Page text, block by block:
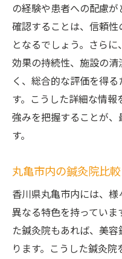
の経験や患者への配慮
確認することは、信頼
となるでしょう。さら
効果の持続性、施設の
く、総合的な評価を得
す。こうした詳細な情
強みを把握することが
す。
丸亀市内の鍼灸院比
香川県丸亀市内には、
異なる特色を持ってい
た鍼灸院もあれば、美
ります。こうした鍼灸